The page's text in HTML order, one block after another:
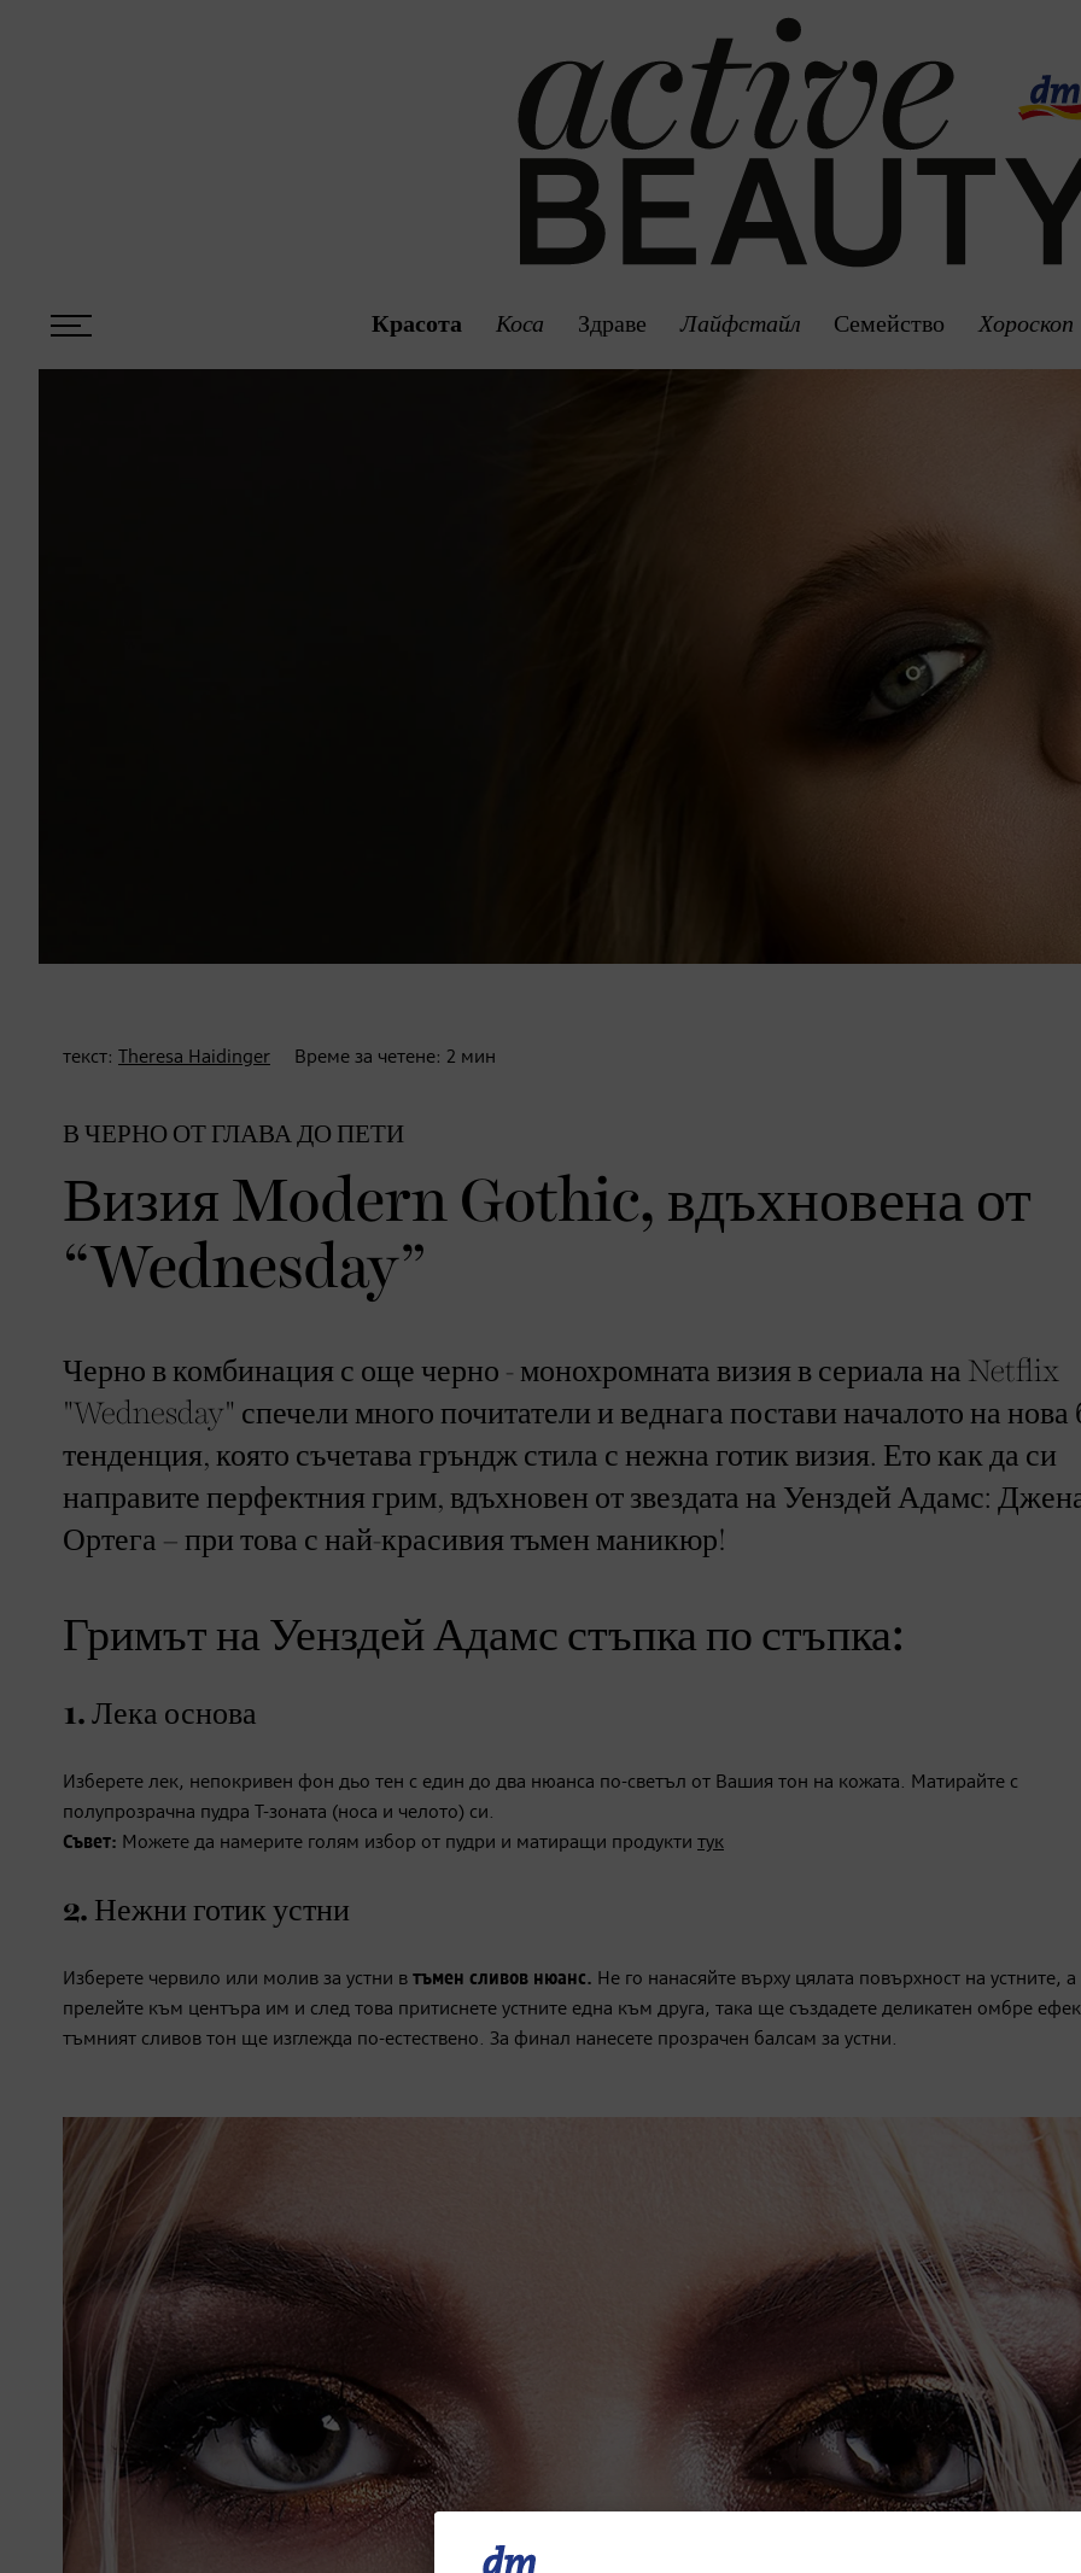
Красота Коса Здраве Лайфстайл Семейство Хороскоп
текст: Theresa Haidinger Време за четене: 2 мин
В ЧЕРНО ОТ ГЛАВА ДО ПЕТИ
Визия Modern Gothic, вдъхновена от
“Wednesday”
Черно в комбинация с още черно - монохромната визия в сериала на Netflix
"Wednesday" спечели много почитатели и веднага постави началото на нова
тенденция, която съчетава гръндж стила с нежна готик визия. Ето как да си
направите перфектния грим, вдъхновен от звездата на Уенздей Адамс:
Ортега – при това с най-красивия тъмен маникюр!
Гримът на Уенздей Адамс стъпка по стъпка:
1. Лека основа
Изберете лек, непокривен фон дьо тен с един до два нюанса по-светъл от Вашия тон на кожата. Матирайте с
полупрозрачна пудра Т-зоната (носа и челото) си.
Съвет: Можете да намерите голям избор от пудри и матиращи продукти тук
2. Нежни готик устни
Изберете червило или молив за устни в тъмен сливов нюанс. Не го нанасяйте върху цялата повърхност на устните, а
прелейте към центъра им и след това притиснете устните една към друга, така ще създадете деликатен омбре
тъмният сливов тон ще изглежда по-естествено. За финал нанесете прозрачен балсам за устни.